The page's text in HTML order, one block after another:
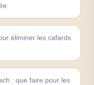
éliminer les cafards
: que faire pour les